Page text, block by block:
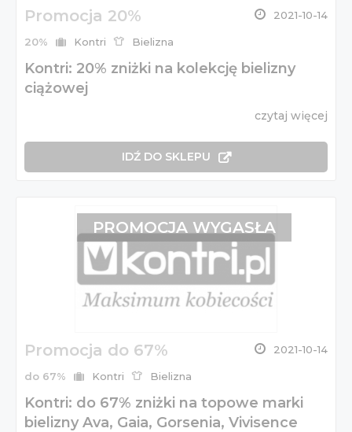
Promocja 20% 2021-10-14
20% Kontri Bielizna
Kontri: 20% zniżki na kolekcję bielizny
ciążowej
czytaj więcej
IDŹ DO SKLEPU
Promocja do 67% 2021-10-14
do 67% Kontri Bielizna
Kontri: do 67% zniżki na topowe marki
bielizny Ava, Gaia, Gorsenia, Vivisence
PROMOCJA WYGASŁA